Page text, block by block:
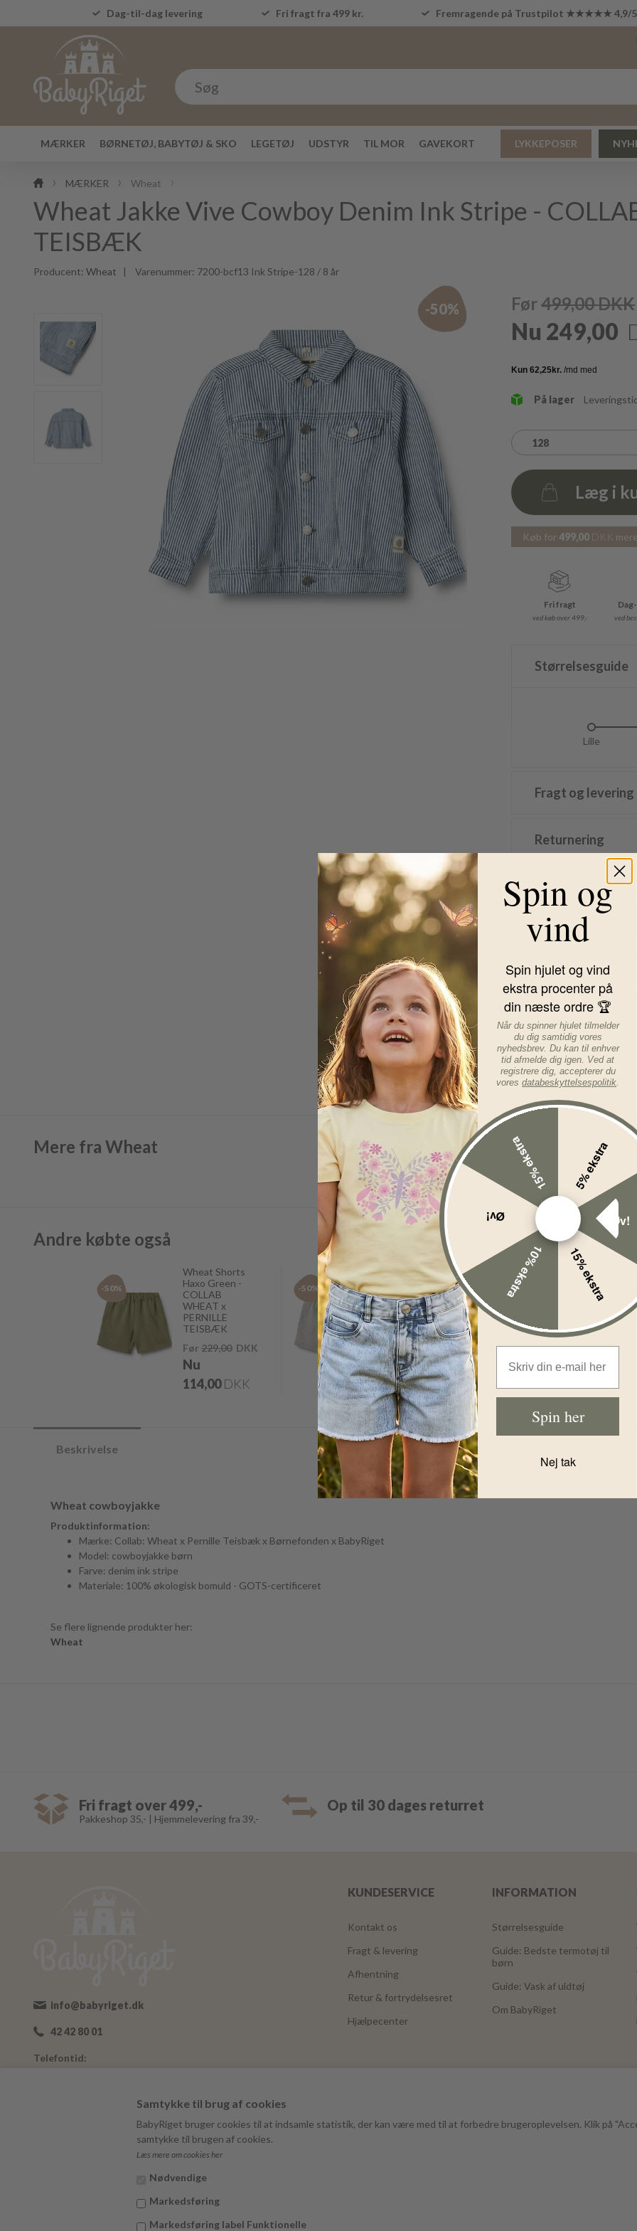
Samtykke til brug af cookies
BabyRiget bruger cookies til at indsamle statistik, der kan være med til at forbedre brugeroplevelsen. Klik på
samtykke til brugen af cookies.
Læs mere om cookies her
Nødvendige
Markedsføring
Markedsføring label Funktionelle
Dag-til-dag levering Fri fragt fra 499 kr. Fremragende på Trustpilot ★★★★★ 4,9/5
MÆRKER BØRNETØJ, BABYTØJ & SKO LEGETØJ UDSTYR TIL MOR GAVEKORT LYKKEPOSER
MÆRKER Wheat
Wheat Jakke Vive Cowboy Denim Ink Stripe -
TEISBÆK
Producent: Wheat | Varenummer: 7200-bcf13 Ink Stripe-128 / 8 år
-50% Før499,00DKK
Nu 249,00
På lager
128
Antal
Læg i
Køb for499,00 DKK
Fri fragt
ved køb over 499,- ved
Størrelsesguide
Lille
Fragt og levering
Returnering
Wheat cowboyjakke
En fed Wheat
Wheat jakken er med
lommer.
På dens knapper foran og
Cowboyjakken er en del
som sammen med
Børnecancerfonden. Alt
Læs mere om varen...
Mere fra Wheat
Andre købte også
-50%
Wheat Shorts
Haxo Green -
COLLAB
WHEAT x
PERNILLE
TEISBÆK
Før 229,00DKK
Nu
114,00 DKK
-50%
Wheat Shorts
Haxo Grey
Melange -
COLLAB
WHEAT x
PERNILLE
TEISBÆK
Før229,00DKK
Nu
114,00DKK
Beskrivelse
Wheat cowboyjakke
Produktinformation:
Mærke: Collab: Wheat x Pernille Teisbæk x Børnefonden x BabyRiget
Model: cowboyjakke børn
Farve: denim ink stripe
Materiale: 100% økologisk bomuld - GOTS-certificeret
Se flere lignende produkter her:
Wheat
Fri fragt over 499,-
Pakkeshop 35,- | Hjemmelevering fra 39,-
Op til 30 dages returret
info@babyriget.dk
42 42 80 01
Telefontid:
KUNDESERVICE
Kontakt os
Fragt & levering
Afhentning
Retur & fortrydelsesret
Hjælpecenter
INFORMATION
Størrelsesguide
Guide: Bedste termotøj til
børn
Guide: Vask af uldtøj
Om BabyRiget
Spin og
vind
Spin hjulet og vind
ekstra procenter på
din næste ordre 🏆
Når du spinner hjulet tilmelder
du dig samtidig vores
nyhedsbrev. Du kan til enhver
tid afmelde dig igen. Ved at
registrere dig, accepterer du
vores databeskyttelsespolitik.
5% ekstra
Øv!
15% ekstra
10% ekstra
Øv!
15% ekstra
Spin her
Nej tak